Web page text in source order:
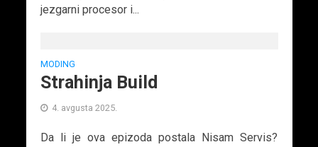
jezgarni procesor i...
MODING
Strahinja Build
4. avgusta 2025.
Da li je ova epizoda postala Nisam Servis?